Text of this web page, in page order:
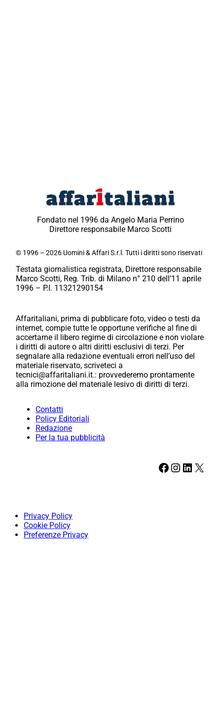
Fondato nel 1996 da Angelo Maria Perrino
Direttore responsabile Marco Scotti
© 1996 – 2026 Uomini & Affari S.r.l. Tutti i diritti sono riservati
Testata giornalistica registrata, Direttore responsabile
Marco Scotti, Reg. Trib. di Milano n° 210 dell’11 aprile
1996 – P.I. 11321290154
Affaritaliani, prima di pubblicare foto, video o testi da
internet, compie tutte le opportune verifiche al fine di
accertarne il libero regime di circolazione e non violare
i diritti di autore o altri diritti esclusivi di terzi. Per
segnalare alla redazione eventuali errori nell’uso del
materiale riservato, scriveteci a
tecnici@affaritaliani.it.: provvederemo prontamente
alla rimozione del materiale lesivo di diritti di terzi.
Contatti
Policy Editoriali
Redazione
Per la tua pubblicità
Facebook Instagram LinkedIn X
Privacy Policy
Cookie Policy
Preferenze Privacy